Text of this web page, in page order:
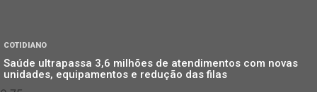
COTIDIANO
Saúde ultrapassa 3,6 milhões de atendimentos com novas
unidades, equipamentos e redução das filas